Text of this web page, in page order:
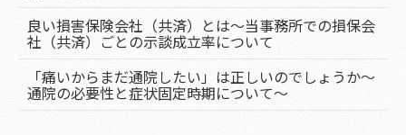
良い損害保険会社（共済）とは～当事務所での損保会
社（共済）ごとの示談成立率について
「痛いからまだ通院したい」は正しいのでしょうか～
通院の必要性と症状固定時期について～